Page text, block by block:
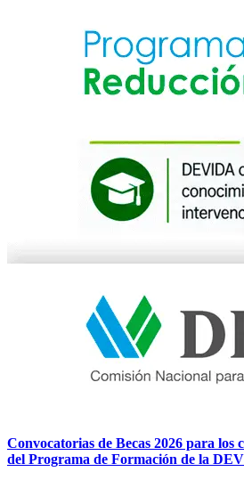
Convocatorias de Becas 2026 para los
del Programa de Formación de la